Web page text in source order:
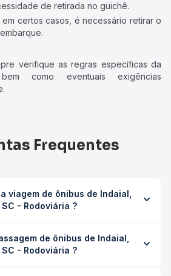
de retirada no guichê.
em certos casos, é necessário retirar o
verifique as regras específicas da
como eventuais exigências
Frequentes
viagem de ônibus de Indaial,
- Rodoviária ?
0 horas, podendo variar
de serviço (convencional,
de ônibus de Indaial,
- Rodoviária ?